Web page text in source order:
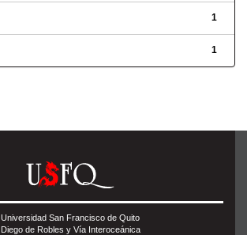
1
1
Universidad San Francisco de Quito
Diego de Robles y Vía Interoceánica